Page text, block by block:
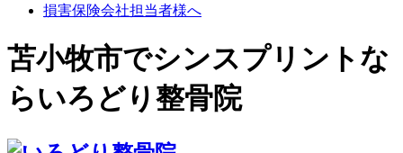
損害保険会社担当者様へ
苫小牧市でシンスプリントな
らいろどり整骨院